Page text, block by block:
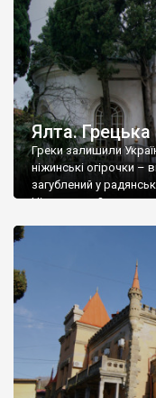
Ялта.
Греки залишили
ніжинські огірочки –
загублений у
Ніжин греки?